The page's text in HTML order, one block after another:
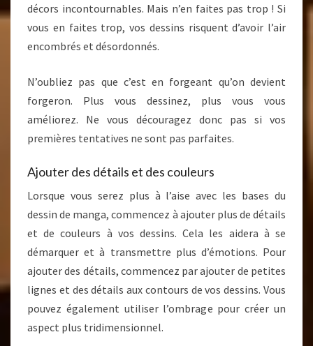
décors incontournables. Mais n’en faites pas trop ! Si
vous en faites trop, vos dessins risquent d’avoir l’air
encombrés et désordonnés.
N’oubliez pas que c’est en forgeant qu’on devient
forgeron. Plus vous dessinez, plus vous vous
améliorez. Ne vous découragez donc pas si vos
premières tentatives ne sont pas parfaites.
Ajouter des détails et des couleurs
Lorsque vous serez plus à l’aise avec les bases du
dessin de manga, commencez à ajouter plus de détails
et de couleurs à vos dessins. Cela les aidera à se
démarquer et à transmettre plus d’émotions. Pour
ajouter des détails, commencez par ajouter de petites
lignes et des détails aux contours de vos dessins. Vous
pouvez également utiliser l’ombrage pour créer un
aspect plus tridimensionnel.